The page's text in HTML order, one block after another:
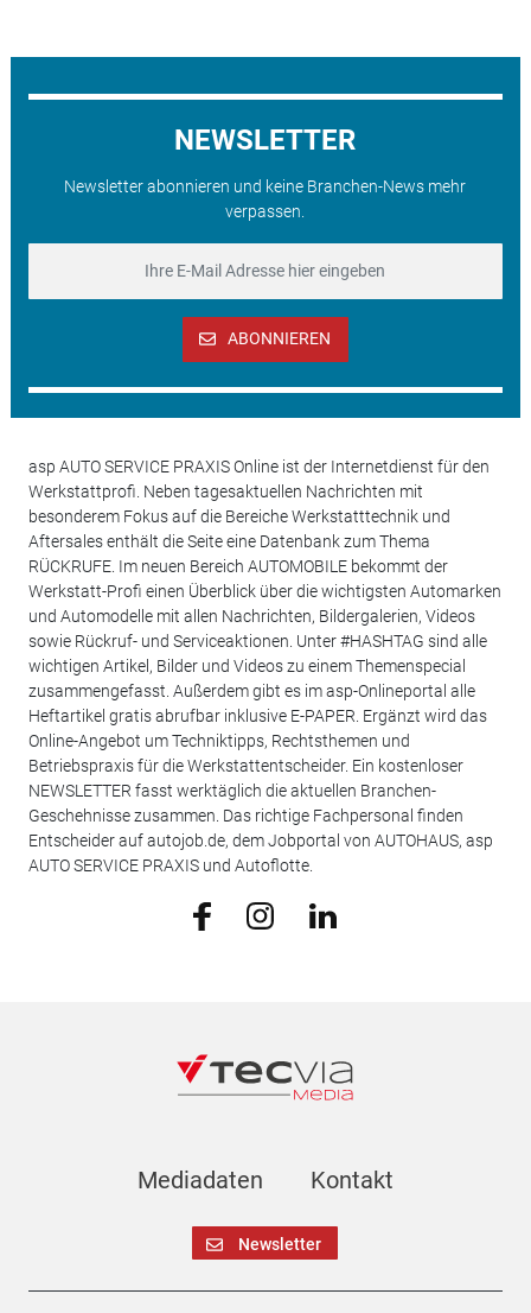
NEWSLETTER
Newsletter abonnieren und keine Branchen-News mehr
verpassen.
ABONNIEREN
asp AUTO SERVICE PRAXIS Online ist der Internetdienst für den
Werkstattprofi. Neben tagesaktuellen Nachrichten mit
besonderem Fokus auf die Bereiche Werkstatttechnik und
Aftersales enthält die Seite eine Datenbank zum Thema
RÜCKRUFE. Im neuen Bereich AUTOMOBILE bekommt der
Werkstatt-Profi einen Überblick über die wichtigsten Automarken
und Automodelle mit allen Nachrichten, Bildergalerien, Videos
sowie Rückruf- und Serviceaktionen. Unter #HASHTAG sind alle
wichtigen Artikel, Bilder und Videos zu einem Themenspecial
zusammengefasst. Außerdem gibt es im asp-Onlineportal alle
Heftartikel gratis abrufbar inklusive E-PAPER. Ergänzt wird das
Online-Angebot um Techniktipps, Rechtsthemen und
Betriebspraxis für die Werkstattentscheider. Ein kostenloser
NEWSLETTER fasst werktäglich die aktuellen Branchen-
Geschehnisse zusammen. Das richtige Fachpersonal finden
Entscheider auf autojob.de, dem Jobportal von AUTOHAUS, asp
AUTO SERVICE PRAXIS und Autoflotte.
Mediadaten Kontakt
Newsletter